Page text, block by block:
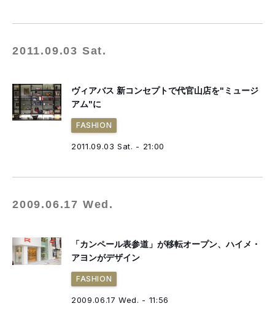
2011.09.03 Sat.
ヴィアバス 新コンセプトで代官山店を"ミュージ
アム"に
FASHION
2011.09.03 Sat. - 21:00
2009.06.17 Wed.
「カンペール表参道」が移転オープン、ハイメ・
アヨンがデザイン
FASHION
2009.06.17 Wed. - 11:56